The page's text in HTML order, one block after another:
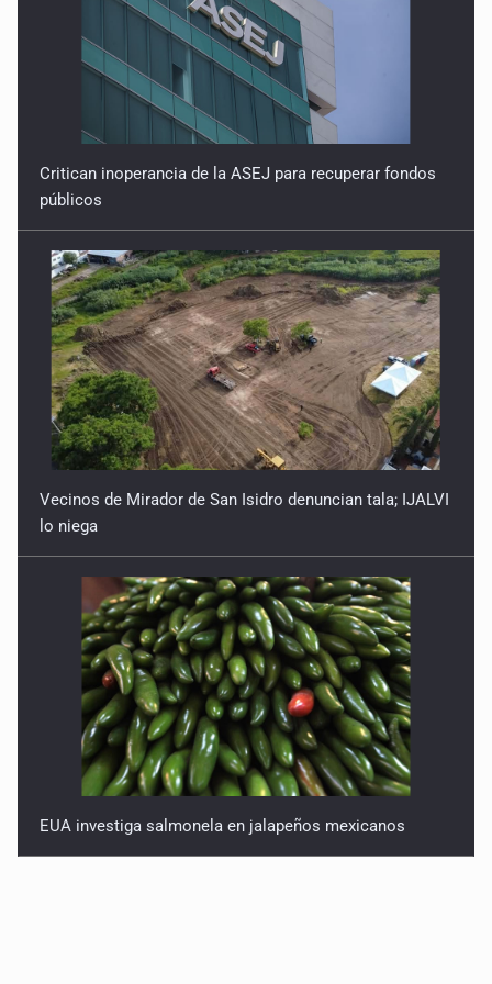
Critican inoperancia de la ASEJ para recuperar fondos
públicos
Vecinos de Mirador de San Isidro denuncian tala; IJALVI
lo niega
EUA investiga salmonela en jalapeños mexicanos